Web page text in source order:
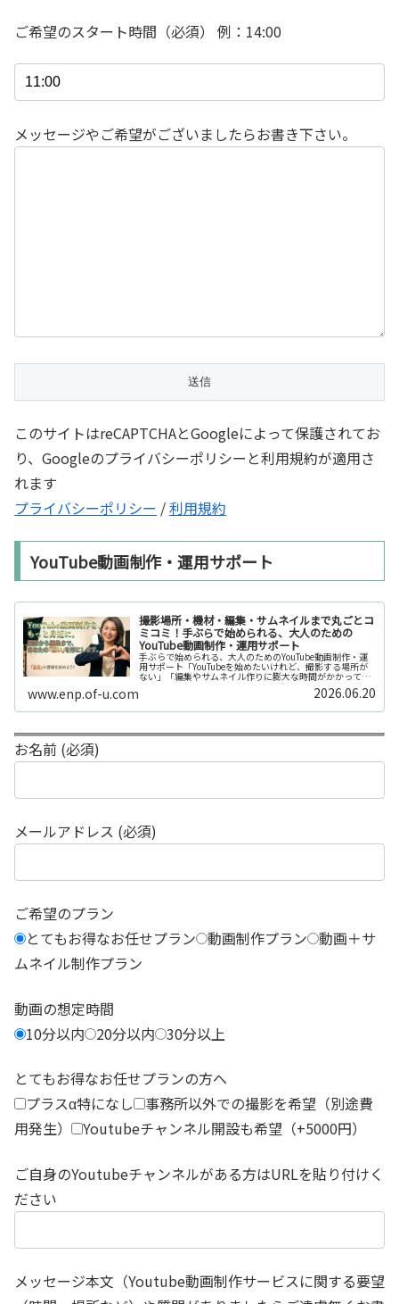
ご希望のスタート時間（必須） 例：14:00
メッセージやご希望がございましたらお書き下さい。
このサイトはreCAPTCHAとGoogleによって保護されてお
り、Googleのプライバシーポリシーと利用規約が適用さ
れます
プライバシーポリシー /利用規約
YouTube動画制作・運用サポート
撮影場所・機材・編集・サムネイルまで丸ごとコ
ミコミ！手ぶらで始められる、大人のための
YouTube動画制作・運用サポート
手ぶらで始められる、大人のためのYouTube動画制作・運
用サポート「YouTubeを始めたいけれど、撮影する場所が
ない」「編集やサムネイル作りに膨大な時間がかかって長
続きしない」「機材を揃えるだけで何万円もかかってしま
www.enp.of-u.com 2026.06.20
お名前 (必須)
メールアドレス (必須)
ご希望のプラン
とてもお得なお任せプラン 動画制作プラン 動画＋サ
ムネイル制作プラン
動画の想定時間
10分以内
20分以内 30分以上
とてもお得なお任せプランの方へ
プラスα特になし
事務所以外での撮影を希望（別途費
用発生）
Youtubeチャンネル開設も希望（+5000円）
ご自身のYoutubeチャンネルがある方はURLを貼り付けく
ださい
メッセージ本文（Youtube動画制作サービスに関する要望